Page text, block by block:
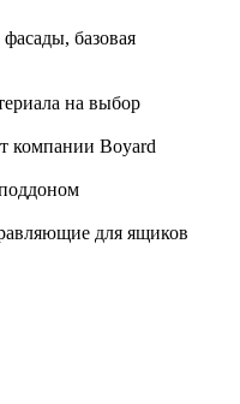
базовая
на выбор
компании Boyard
для ящиков